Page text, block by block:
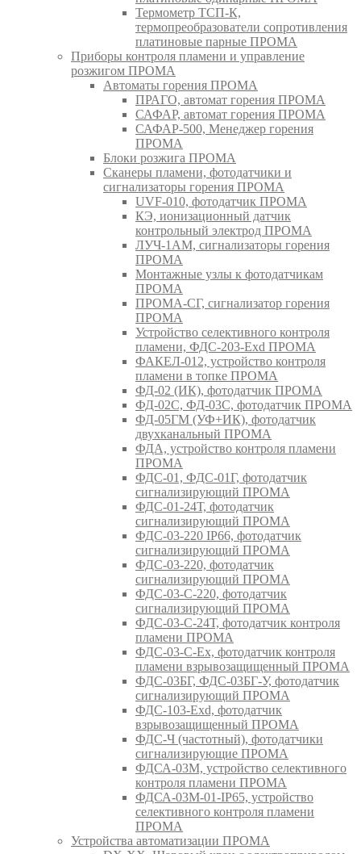
Термометр ТСП-К,
термопреобразователи сопротивления
платиновые парные ПРОМА
Приборы контроля пламени и управление
розжигом ПРОМА
Автоматы горения ПРОМА
ПРАГО, автомат горения ПРОМА
САФАР, автомат горения ПРОМА
САФАР-500, Менеджер горения
ПРОМА
Блоки розжига ПРОМА
Сканеры пламени, фотодатчики и
сигнализаторы горения ПРОМА
UVF-010, фотодатчик ПРОМА
КЭ, ионизационный датчик
контрольный электрод ПРОМА
ЛУЧ-1АМ, сигнализаторы горения
ПРОМА
Монтажные узлы к фотодатчикам
ПРОМА
ПРОМА-СГ, сигнализатор горения
ПРОМА
Устройство селективного контроля
пламени, ФДС-203-Exd ПРОМА
ФАКЕЛ-012, устройство контроля
пламени в топке ПРОМА
ФД-02 (ИК), фотодатчик ПРОМА
ФД-02С, ФД-03С, фотодатчик ПРОМА
ФД-05ГМ (УФ+ИК), фотодатчик
двухканальный ПРОМА
ФДА, устройство контроля пламени
ПРОМА
ФДС-01, ФДС-01Г, фотодатчик
сигнализирующий ПРОМА
ФДС-01-24Т, фотодатчик
сигнализирующий ПРОМА
ФДС-03-220 IP66, фотодатчик
сигнализирующий ПРОМА
ФДС-03-220, фотодатчик
сигнализирующий ПРОМА
ФДС-03-С-220, фотодатчик
сигнализирующий ПРОМА
ФДС-03-С-24Т, фотодатчик контроля
пламени ПРОМА
ФДС-03-С-Ex, фотодатчик контроля
пламени взрывозащищенный ПРОМА
ФДС-03БГ, ФДС-03БГ-У, фотодатчик
сигнализирующий ПРОМА
ФДС-103-Ехd, фотодатчик
взрывозащищенный ПРОМА
ФДС-Ч (частотный), фотодатчики
сигнализирующие ПРОМА
ФДСА-03М, устройство селективного
контроля пламени ПРОМА
ФДСА-03М-01-IP65, устройство
селективного контроля пламени
ПРОМА
Устройства автоматизации ПРОМА